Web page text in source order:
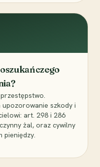
upozorowanie szkody i
art. 298 i 286
żal, oraz cywilny
pieniędzy.